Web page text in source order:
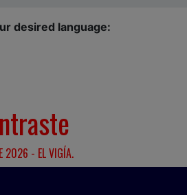
desired language:
2026 - EL VIGÍA.